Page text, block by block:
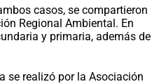
casos, se compartieron
Regional Ambiental. En
y primaria, además de
se realizó por la Asociación